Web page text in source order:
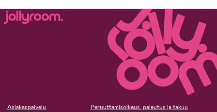
Asiakaspalvelu
Peruuttamisoikeus, palautus ja takuu